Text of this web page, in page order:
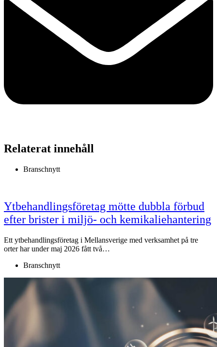
Relaterat innehåll
Branschnytt
Ytbehandlingsföretag mötte dubbla förbud
efter brister i miljö- och kemikaliehantering
Ett ytbehandlingsföretag i Mellansverige med verksamhet på tre
orter har under maj 2026 fått två…
Branschnytt